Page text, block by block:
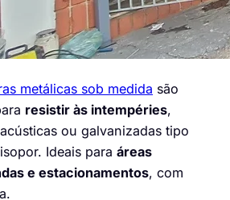
metálicas sob medida são
resistir às intempéries,
ou galvanizadas tipo
Ideais para áreas
e estacionamentos, com